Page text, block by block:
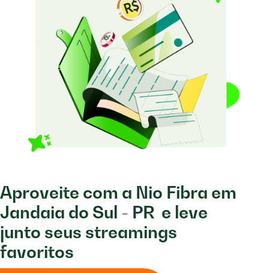
Aproveite com a Nio Fibra em
Jandaia do Sul - PR e leve
junto seus streamings
favoritos